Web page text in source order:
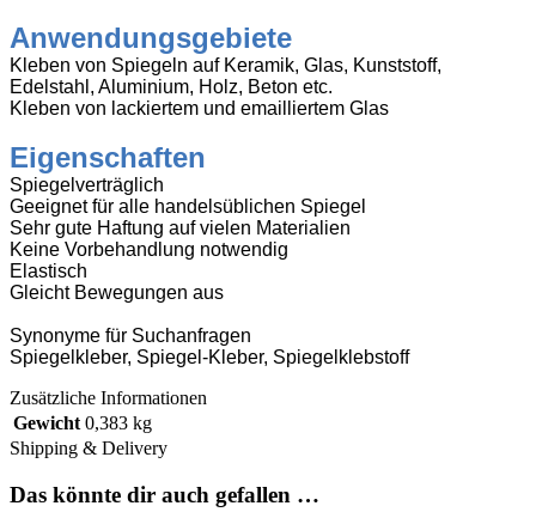
Anwendungsgebiete
Kleben von Spiegeln auf Keramik, Glas, Kunststoff,
Edelstahl, Aluminium, Holz, Beton etc.
Kleben von lackiertem und emailliertem Glas
Eigenschaften
Spiegelverträglich
Geeignet für alle handelsüblichen Spiegel
Sehr gute Haftung auf vielen Materialien
Keine Vorbehandlung notwendig
Elastisch
Gleicht Bewegungen aus
Synonyme für Suchanfragen
Spiegelkleber, Spiegel-Kleber, Spiegelklebstoff
Zusätzliche Informationen
Gewicht 0,383 kg
Shipping & Delivery
Das könnte dir auch gefallen …